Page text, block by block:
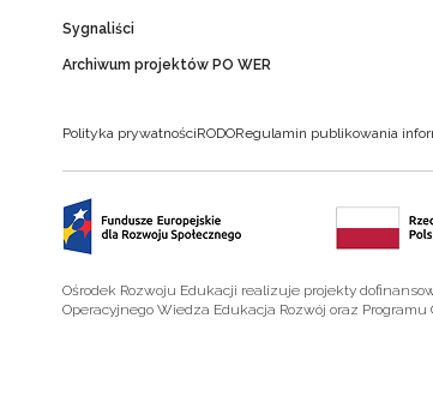
Sygnaliści
Archiwum projektów PO WER
Polityka prywatnościRODORegulamin publikowania
Ośrodek Rozwoju Edukacji realizuje projekty
Operacyjnego Wiedza Edukacja Rozwój oraz Programu